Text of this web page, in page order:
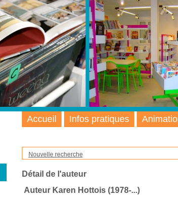
Nouvelle recherche
Détail de l'auteur
Auteur Karen Hottois (1978-...)
Accueil Infos pratiques